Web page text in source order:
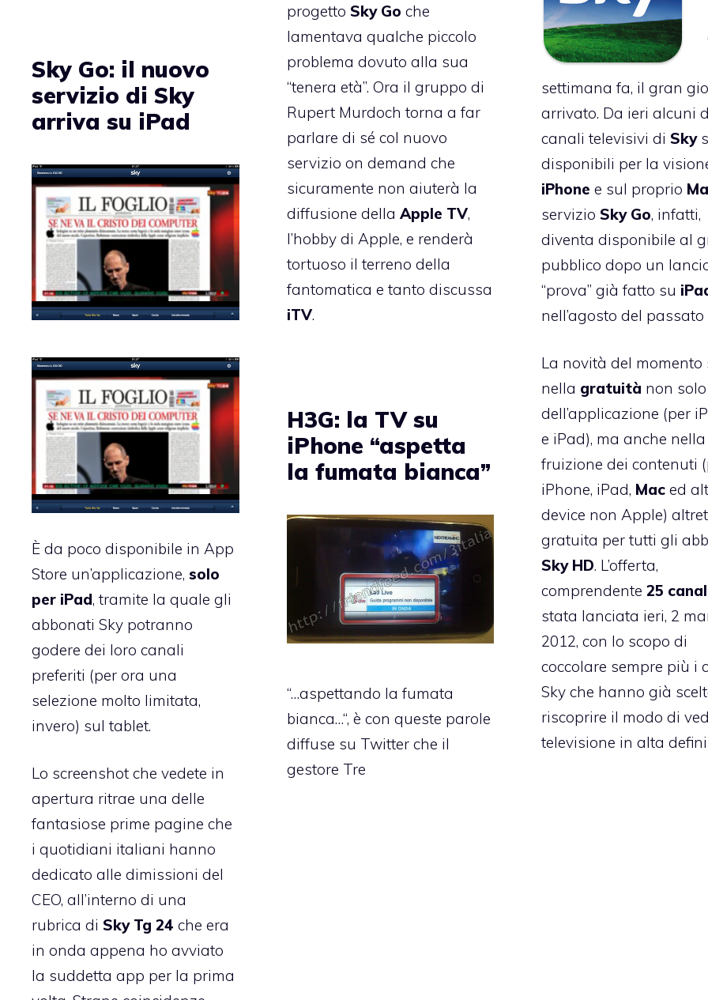
progetto Sky Go che
lamentava qualche piccolo
problema dovuto alla sua
“tenera età”. Ora il gruppo di
Rupert Murdoch torna a far
parlare di sé col nuovo
servizio on demand che
sicuramente non aiuterà la
diffusione della Apple TV,
l’hobby di Apple, e renderà
tortuoso il terreno della
fantomatica e tanto discussa
iTV.
settimana fa, il gran
arrivato. Da ieri alcuni
canali televisivi diSky
disponibili per la
iPhone e sul proprio
servizioSky Go, infatti,
diventa disponibile al
pubblico dopo un
“prova”già fatto su
nell’agosto del passato
La novità del momento
nella gratuità non solo
dell’applicazione (per
e iPad), ma anche nella
fruizione dei contenuti
iPhone, iPad, Mac ed
device non Apple)
gratuita per tutti gli
Sky HD. L’offerta,
comprendente25
stata lanciata ieri, 2
2012, con lo scopo di
coccolare sempre più i
Sky che hanno già
riscoprire il modo di
televisione in alta
Sky Go: il nuovo
servizio di Sky
arriva su iPad
È da poco disponibile in App
Store un’applicazione, solo
per iPad, tramite la quale gli
abbonati Sky potranno
godere dei loro canali
preferiti (per ora una
selezione molto limitata,
invero) sul tablet.
Lo screenshot che vedete in
apertura ritrae una delle
fantasiose prime pagine che
i quotidiani italiani hanno
dedicato alle dimissioni del
CEO, all’interno di una
rubrica di Sky Tg 24 che era
in onda appena ho avviato
la suddetta app per la prima
H3G: la TV su
iPhone “aspetta
la fumata bianca”
“…aspettando la fumata
bianca…“, è con queste parole
diffuse su Twitter che il
gestore Tre